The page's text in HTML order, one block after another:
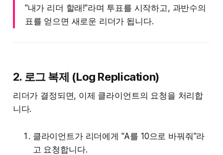
"내가 리더 할래!"라며 투표를 시작하고, 과반수의
표를 얻으면 새로운 리더가 됩니다.
2. 로그 복제 (Log Replication)
리더가 결정되면, 이제 클라이언트의 요청을 처리합
니다.
클라이언트가 리더에게 "A를 10으로 바꿔줘"라
고 요청합니다.